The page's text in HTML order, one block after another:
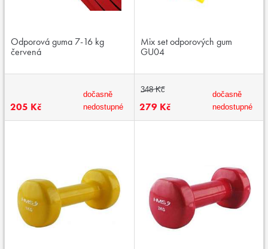
Odporová guma 7-16 kg
červená
205 Kč
dočasně
nedostupné
Mix set odporových gum
GU04
348 Kč
279 Kč
dočasně
nedostupné